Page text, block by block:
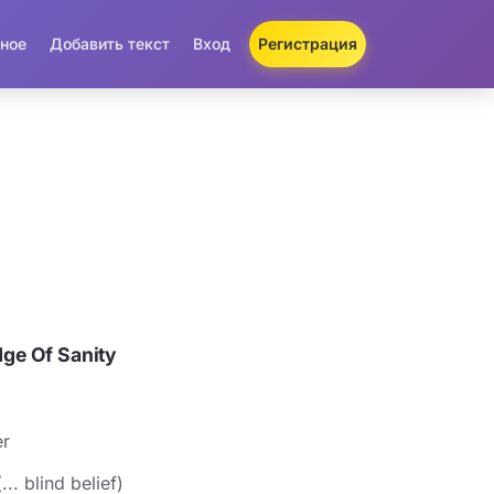
Добавить текст Вход Регистрация
Of Sanity
blind belief)